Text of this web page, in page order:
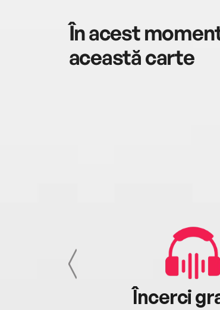
În acest
această carte
Încerci